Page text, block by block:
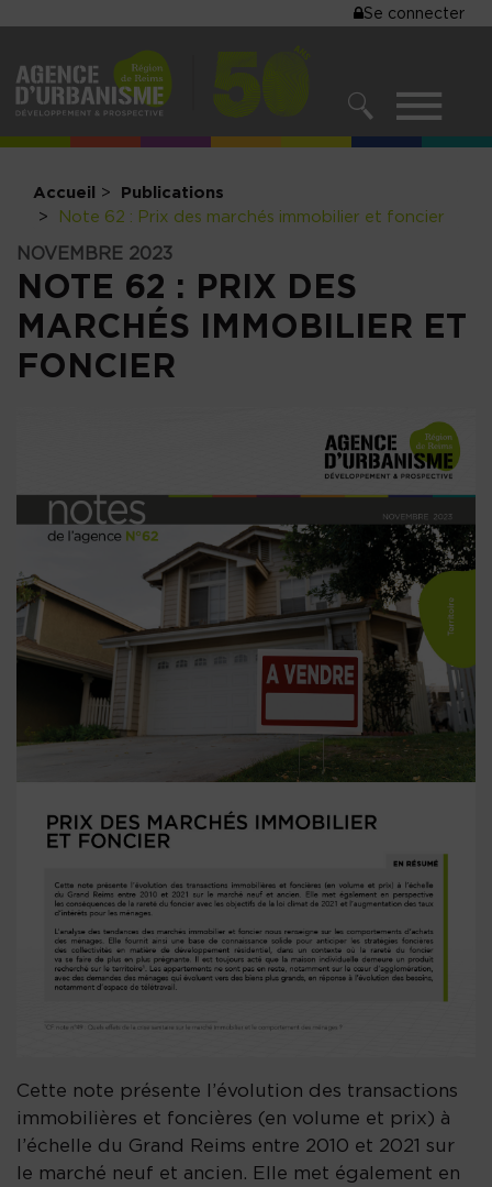
contenu
principal
MENU
DE
Se connecter
MENU
Accueil Publications
Note 62 : Prix des marchés immobilier et foncier
NOVEMBRE 2023
NOTE 62 : PRIX DES
MARCHÉS IMMOBILIER ET
FONCIER
Cette note présente l’évolution des transactions
immobilières et foncières (en volume et prix) à
l’échelle du Grand Reims entre 2010 et 2021 sur
le marché neuf et ancien. Elle met également en